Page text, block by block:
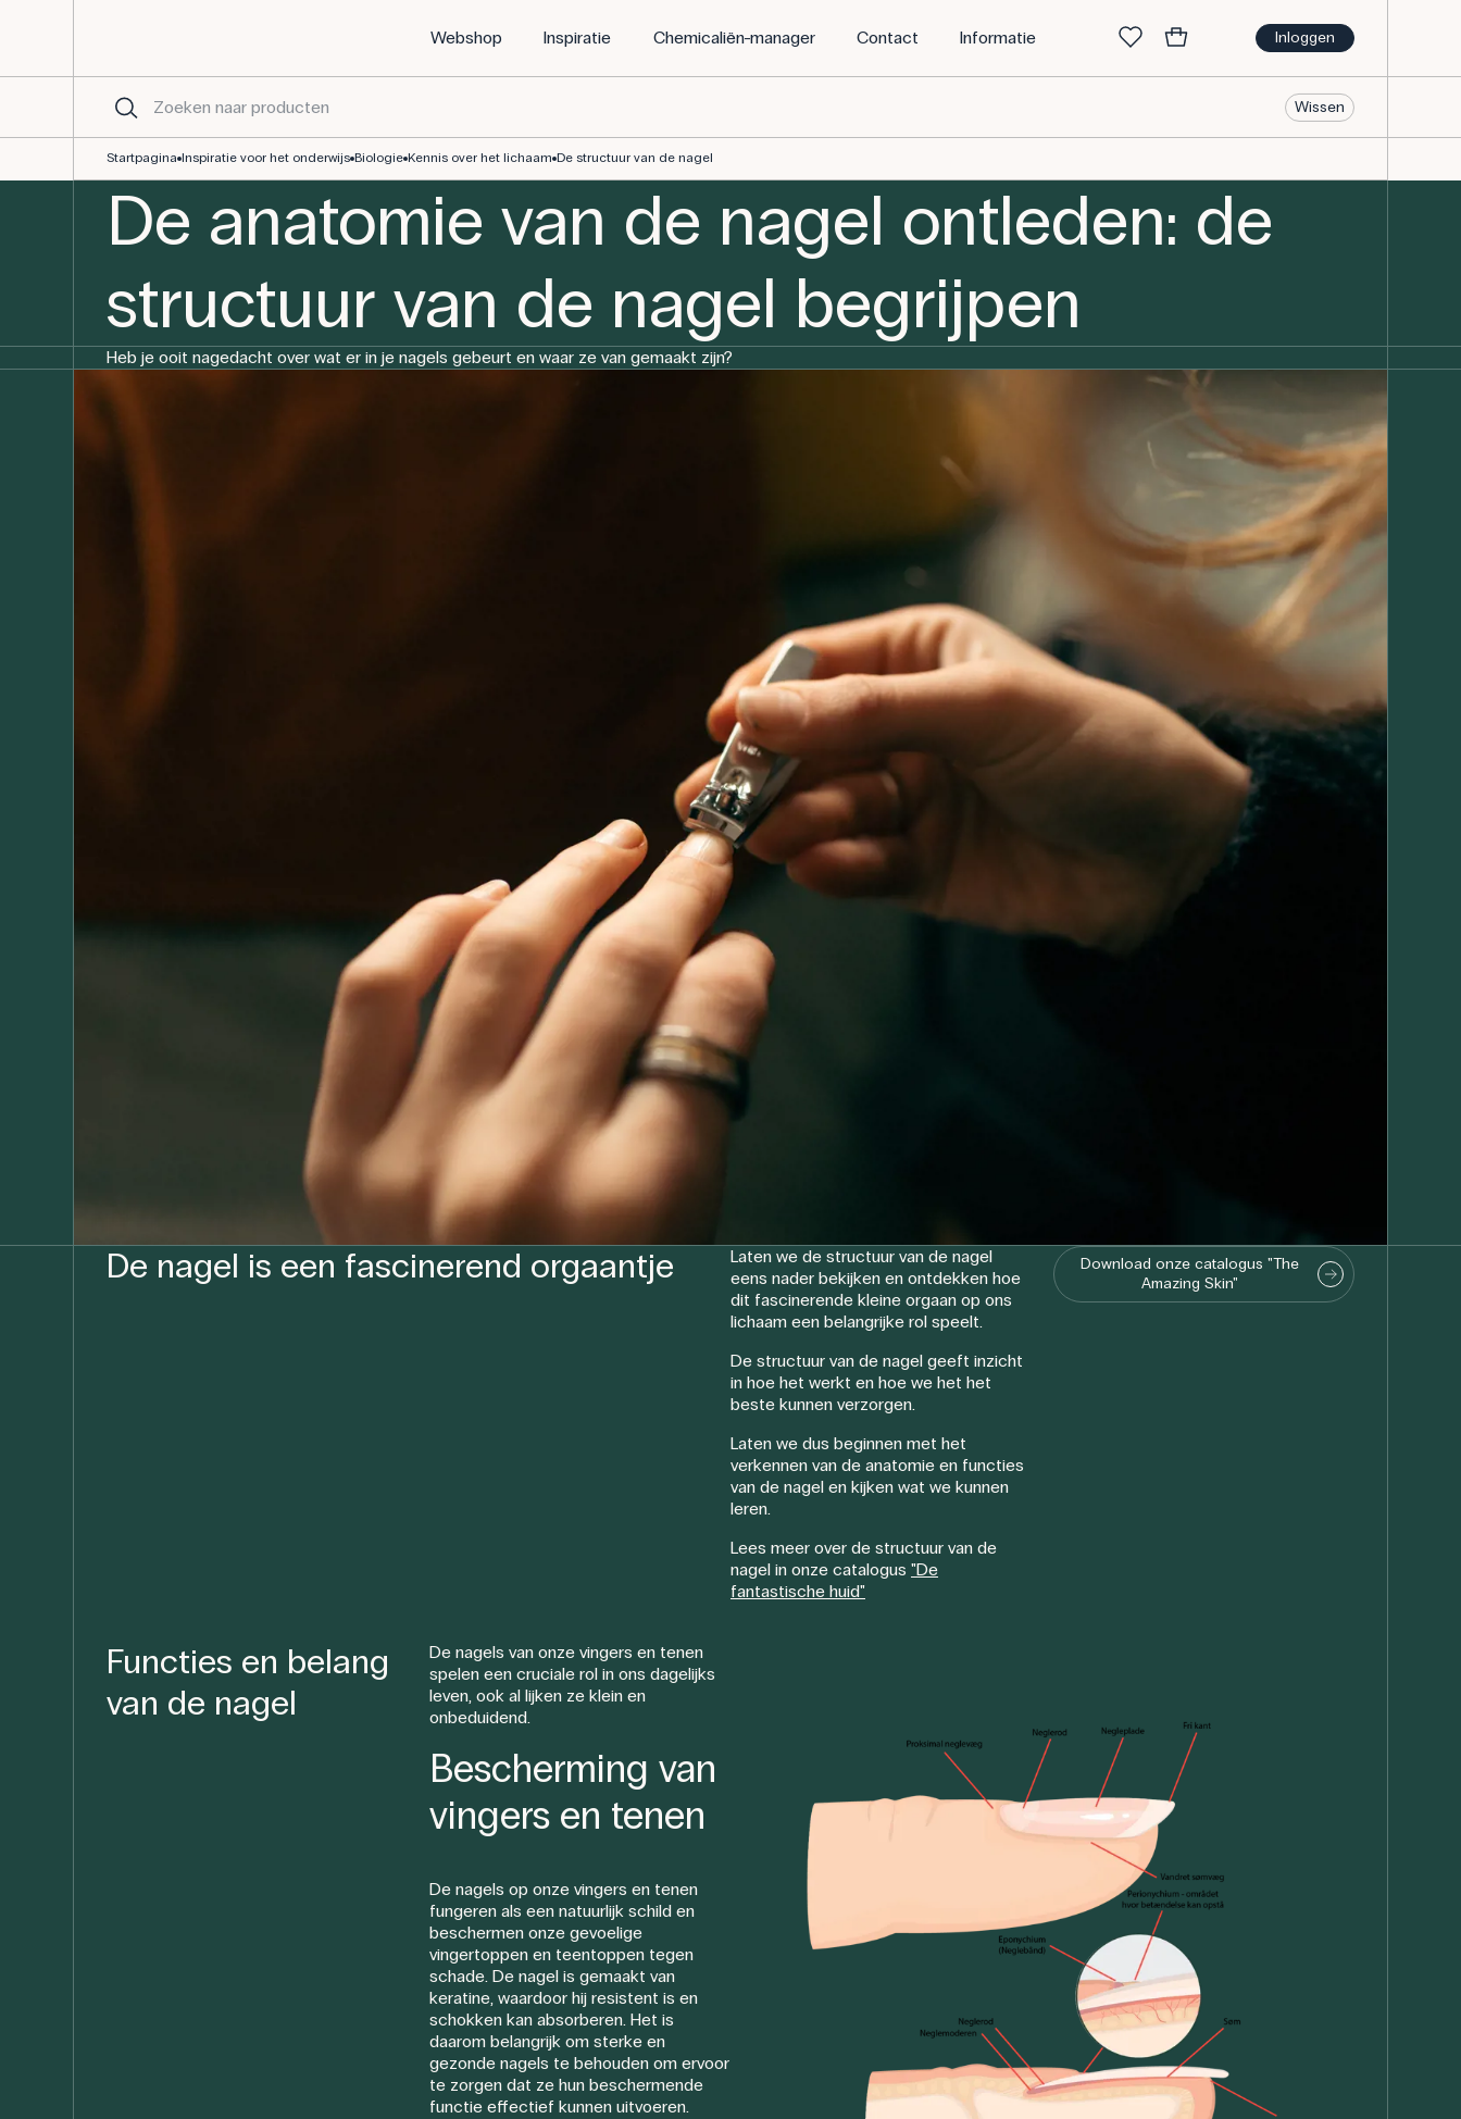
Inloggen
Webshop Inspiratie Chemicaliën-manager Contact Informatie
Wissen
Startpagina Inspiratie voor het onderwijs Biologie Kennis over het lichaam De structuur van de nagel
De anatomie van de nagel ontleden: de
structuur van de nagel begrijpen
Heb je ooit nagedacht over wat er in je nagels gebeurt en waar ze van gemaakt zijn?
De nagel is een fascinerend orgaantje
Laten we de structuur van de nagel
eens nader bekijken en ontdekken hoe
dit fascinerende kleine orgaan op ons
lichaam een belangrijke rol speelt.
De structuur van de nagel geeft inzicht
in hoe het werkt en hoe we het het
beste kunnen verzorgen.
Laten we dus beginnen met het
verkennen van de anatomie en functies
van de nagel en kijken wat we kunnen
leren.
Lees meer over de structuur van de
nagel in onze catalogus "De
fantastische huid"
Download onze catalogus "The
Amazing Skin"
Functies en belang
van de nagel
De nagels van onze vingers en tenen
spelen een cruciale rol in ons dagelijks
leven, ook al lijken ze klein en
onbeduidend.
Bescherming van
vingers en tenen
De nagels op onze vingers en tenen
fungeren als een natuurlijk schild en
beschermen onze gevoelige
vingertoppen en teentoppen tegen
schade. De nagel is gemaakt van
keratine, waardoor hij resistent is en
schokken kan absorberen. Het is
daarom belangrijk om sterke en
gezonde nagels te behouden om ervoor
te zorgen dat ze hun beschermende
functie effectief kunnen uitvoeren.